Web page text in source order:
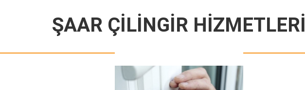
ŞAAR ÇİLİNGİR HİZMETLERİ